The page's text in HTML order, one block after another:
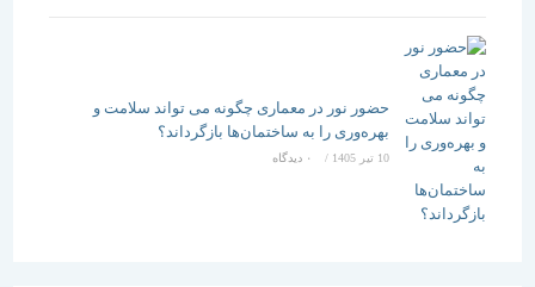
حضور نور در معماری چگونه می تواند سلامت و
بهره‌وری را به ساختمان‌ها بازگرداند؟
/ ۰ دیدگاه